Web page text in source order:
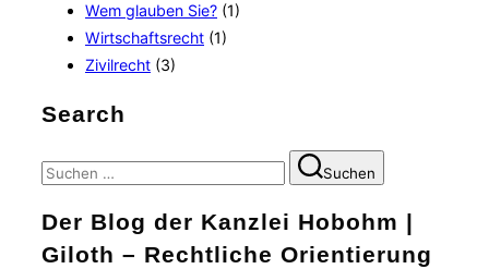
Wem glauben Sie? (1)
Wirtschaftsrecht (1)
Zivilrecht (3)
Search
Suchen
nach:
Suchen
Der Blog der Kanzlei Hobohm |
Giloth – Rechtliche Orientierung